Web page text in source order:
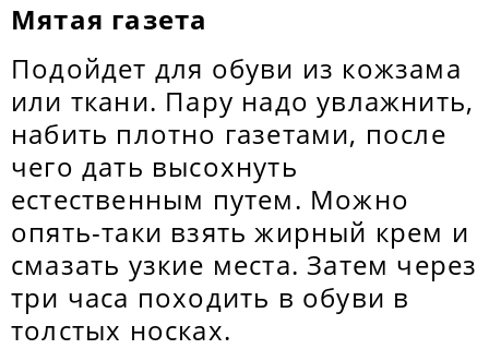
Мятая газета
Подойдет для обуви из кожзама
или ткани. Пару надо увлажнить,
набить плотно газетами, после
чего дать высохнуть
естественным путем. Можно
опять-таки взять жирный крем и
смазать узкие места. Затем через
три часа походить в обуви в
толстых носках.